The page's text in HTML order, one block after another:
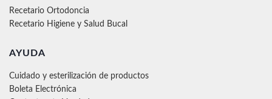
Recetario Ortodoncia
Recetario Higiene y Salud Bucal
AYUDA
Cuidado y esterilización de productos
Boleta Electrónica